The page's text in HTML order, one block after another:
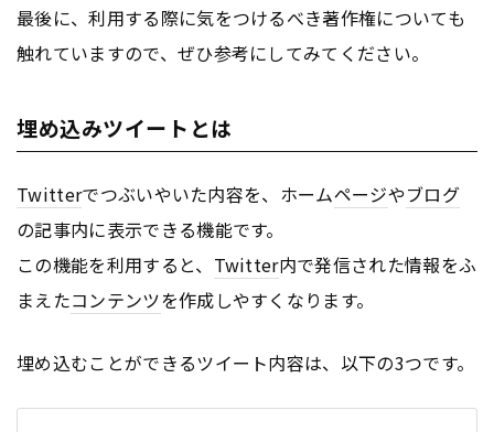
最後に、利用する際に気をつけるべき著作権についても
触れていますので、ぜひ参考にしてみてください。
埋め込みツイートとは
Twitterでつぶいやいた内容を、ホームページやブログ
の記事内に表示できる機能です。
この機能を利用すると、 Twitter内で発信された情報をふ
まえたコンテンツを作成しやすくなります。
埋め込むことができるツイート内容は、以下の3つです。